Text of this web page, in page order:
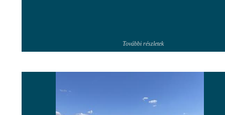
További részletek